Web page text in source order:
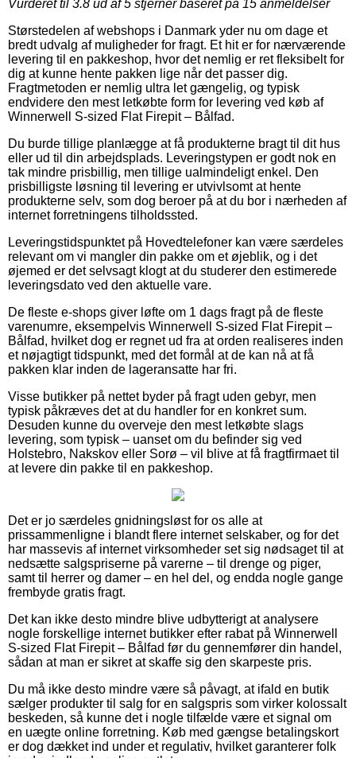
Vurderet til 3.8 ud af 5 stjerner baseret på 15 anmeldelser
Størstedelen af webshops i Danmark yder nu om dage et
bredt udvalg af muligheder for fragt. Et hit er for nærværende
levering til en pakkeshop, hvor det nemlig er ret fleksibelt for
dig at kunne hente pakken lige når det passer dig.
Fragtmetoden er nemlig ultra let gængelig, og typisk
endvidere den mest letkøbte form for levering ved køb af
Winnerwell S-sized Flat Firepit – Bålfad.
Du burde tillige planlægge at få produkterne bragt til dit hus
eller ud til din arbejdsplads. Leveringstypen er godt nok en
tak mindre prisbillig, men tillige ualmindeligt enkel. Den
prisbilligste løsning til levering er utvivlsomt at hente
produkterne selv, som dog beroer på at du bor i nærheden af
internet forretningens tilholdssted.
Leveringstidspunktet på Hovedtelefoner kan være særdeles
relevant om vi mangler din pakke om et øjeblik, og i det
øjemed er det selvsagt klogt at du studerer den estimerede
leveringsdato ved den aktuelle vare.
De fleste e-shops giver løfte om 1 dags fragt på de fleste
varenumre, eksempelvis Winnerwell S-sized Flat Firepit –
Bålfad, hvilket dog er regnet ud fra at orden realiseres inden
et nøjagtigt tidspunkt, med det formål at de kan nå at få
pakken klar inden de lageransatte har fri.
Visse butikker på nettet byder på fragt uden gebyr, men
typisk påkræves det at du handler for en konkret sum.
Desuden kunne du overveje den mest letkøbte slags
levering, som typisk – uanset om du befinder sig ved
Holstebro, Nakskov eller Sorø – vil blive at få fragtfirmaet til
at levere din pakke til en pakkeshop.
Det er jo særdeles gnidningsløst for os alle at
prissammenligne i blandt flere internet selskaber, og for det
har massevis af internet virksomheder set sig nødsaget til at
nedsætte salgspriserne på varerne – til drenge og piger,
samt til herrer og damer – en hel del, og endda nogle gange
frembyde gratis fragt.
Det kan ikke desto mindre blive udbytterigt at analysere
nogle forskellige internet butikker efter rabat på Winnerwell
S-sized Flat Firepit – Bålfad før du gennemfører din handel,
sådan at man er sikret at skaffe sig den skarpeste pris.
Du må ikke desto mindre være så påvagt, at ifald en butik
sælger produkter til salg for en salgspris som virker kolossalt
beskeden, så kunne det i nogle tilfælde være et signal om
en uægte online forretning. Køb med gængse betalingskort
er dog dækket ind under et regulativ, hvilket garanterer folk